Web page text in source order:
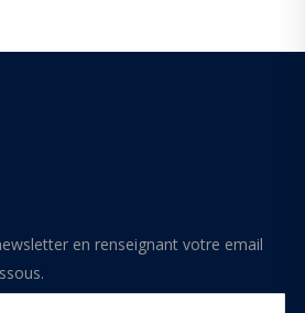
en renseignant votre email